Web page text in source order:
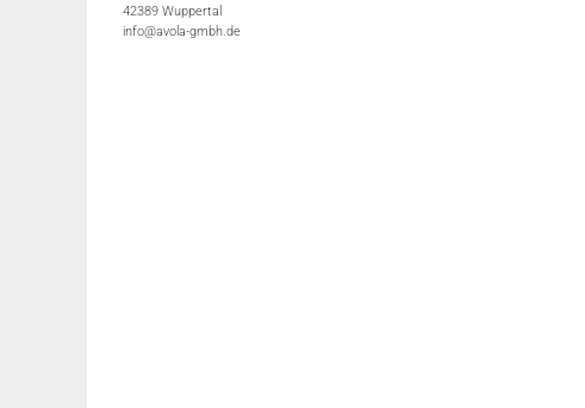
42389 Wuppertal
info@avola-gmbh.de